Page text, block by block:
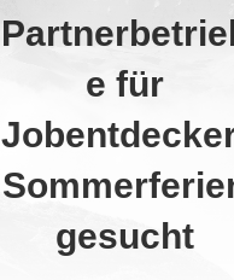
e für
gesucht